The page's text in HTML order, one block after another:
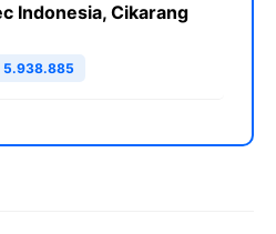
Indonesia, Cikarang
5.938.885